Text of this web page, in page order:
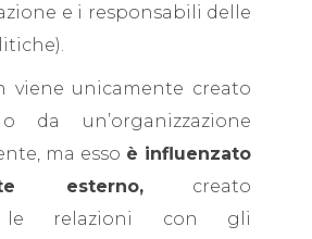
e i responsabili delle
viene unicamente creato
da un’organizzazione
ma esso è influenzato
esterno,creato
le relazioni con gli